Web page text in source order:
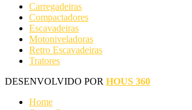
Carregadeiras
Compactadores
Escavadeiras
Motoniveladoras
Retro Escavadeiras
Tratores
DESENVOLVIDO POR HOUS 360
Home